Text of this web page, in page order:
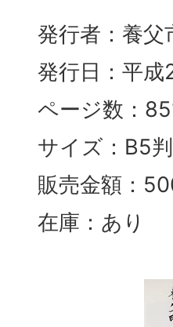
発行者：養父
発行日：平成
ページ数：
サイズ：B5判
販売金額：
在庫：あり